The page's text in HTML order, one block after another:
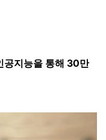
공지능을 통해 30만